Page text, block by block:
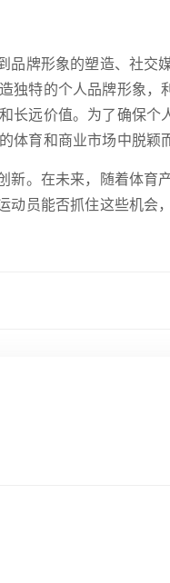
品牌形象的塑造、社交
独特的个人品牌形象，
长远价值。为了确保个
育和商业市场中脱颖
新。在未来，随着体育
动员能否抓住这些机会